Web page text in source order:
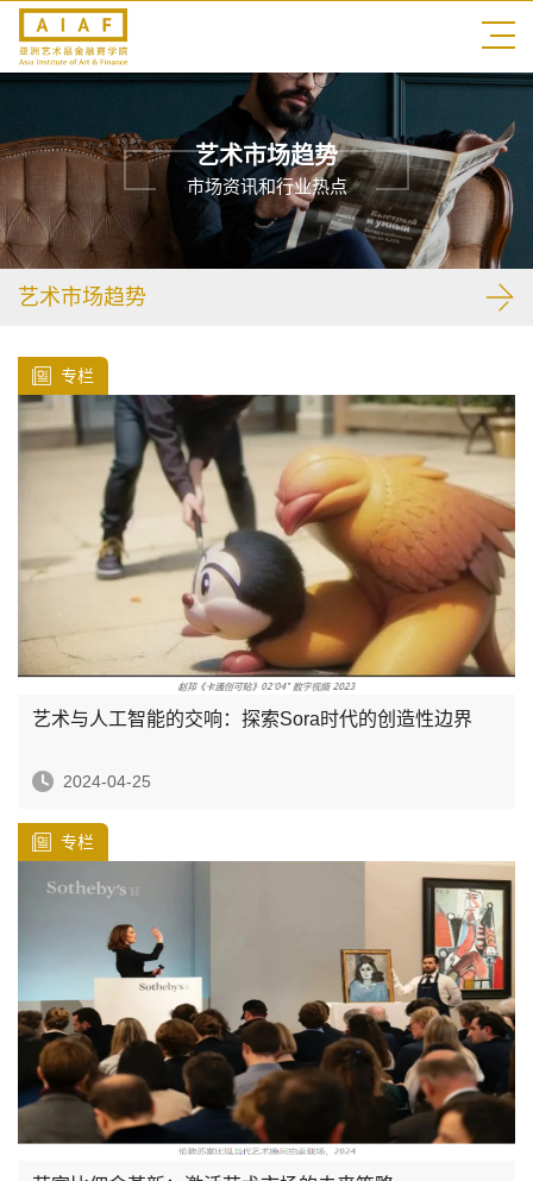
艺术市场趋势
市场资讯和行业热点
艺术市场趋势
专栏
艺术与人工智能的交响：探索Sora时代的创造性边界
2024-04-25
专栏